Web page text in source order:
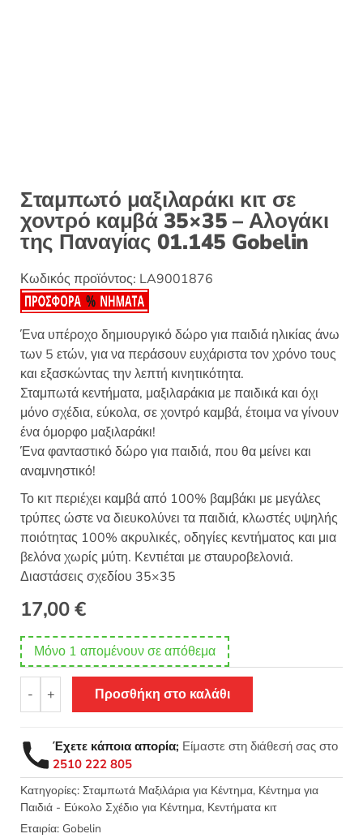
Σταμπωτό μαξιλαράκι κιτ σε
χοντρό καμβά 35×35 – Αλογάκι
της Παναγίας 01.145 Gobelin
Κωδικός προϊόντος: LA9001876
Ένα υπέροχο δημιουργικό δώρο για παιδιά ηλικίας άνω
των 5 ετών, για να περάσουν ευχάριστα τον χρόνο τους
και εξασκώντας την λεπτή κινητικότητα.
Σταμπωτά κεντήματα, μαξιλαράκια με παιδικά και όχι
μόνο σχέδια, εύκολα, σε χοντρό καμβά, έτοιμα να γίνουν
ένα όμορφο μαξιλαράκι!
Ένα φανταστικό δώρο για παιδιά, που θα μείνει και
αναμνηστικό!
Το κιτ περιέχει καμβά από 100% βαμβάκι με μεγάλες
τρύπες ώστε να διευκολύνει τα παιδιά, κλωστές υψηλής
ποιότητας 100% ακρυλικές, οδηγίες κεντήματος και μια
βελόνα χωρίς μύτη. Κεντιέται με σταυροβελονιά.
Διαστάσεις σχεδίου 35×35
17,00€
Μόνο 1 απομένουν σε απόθεμα
-
Σταμπωτό
μαξιλαράκι
σε
χοντρό
καμβά
35x35
-
Αλογάκι
+ Προσθήκη στο καλάθι
Έχετε κάποια απορία; Είμαστε στη διάθεσή σας στο
2510 222 805
Κατηγορίες: Σταμπωτά Μαξιλάρια για Κέντημα, Κέντημα για
Παιδιά - Εύκολο Σχέδιο για Κέντημα, Κεντήματα κιτ
Εταιρία: Gobelin